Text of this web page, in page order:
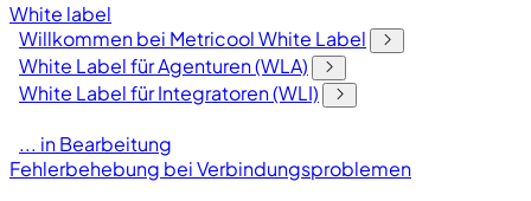
White label
Willkommen bei Metricool White Label
White Label für Agenturen (WLA)
White Label für Integratoren (WLI)
... in Bearbeitung
Fehlerbehebung bei Verbindungsproblemen